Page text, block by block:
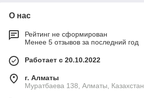
О нас
Рейтинг не сформирован
Менее 5 отзывов за последний год
Работает с 20.10.2022
г. Алматы
Муратбаева 138, Алматы, Казахстан